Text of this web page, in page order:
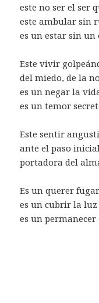
este no ser el ser
este ambular sin
es un estar sin un
Este vivir
del miedo, de la
es un negar la
es un temor
Este sentir
ante el paso
portadora del
Es un querer
es un cubrir la
es un